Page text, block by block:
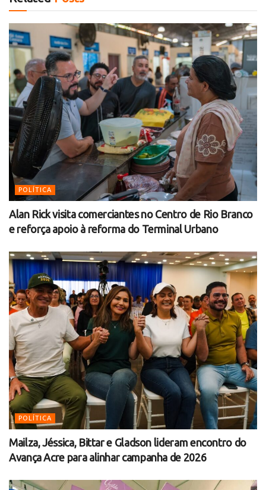
POLÍTICA
Alan Rick visita comerciantes no Centro de Rio Branco
e reforça apoio à reforma do Terminal Urbano
POLÍTICA
Mailza, Jéssica, Bittar e Gladson lideram encontro do
Avança Acre para alinhar campanha de 2026